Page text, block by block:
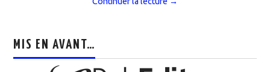
MIS EN AVANT…